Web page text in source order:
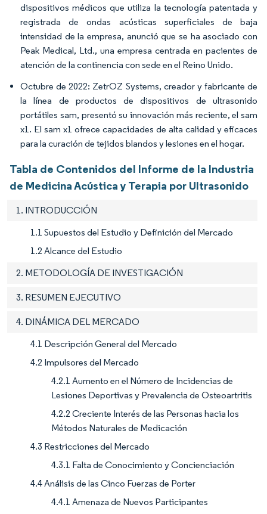
dispositivos médicos que utiliza la tecnología patentada y
registrada de ondas acústicas superficiales de baja
intensidad de la empresa, anunció que se ha asociado con
Peak Medical, Ltd., una empresa centrada en pacientes de
atención de la continencia con sede en el Reino Unido.
Octubre de 2022: ZetrOZ Systems, creador y fabricante de
la línea de productos de dispositivos de ultrasonido
portátiles sam, presentó su innovación más reciente, el sam
x1. El sam x1 ofrece capacidades de alta calidad y eficaces
para la curación de tejidos blandos y lesiones en el hogar.
Tabla de Contenidos del Informe de la Industria
de Medicina Acústica y Terapia por Ultrasonido
1. INTRODUCCIÓN
1.1 Supuestos del Estudio y Definición del Mercado
1.2 Alcance del Estudio
2. METODOLOGÍA DE INVESTIGACIÓN
3. RESUMEN EJECUTIVO
4. DINÁMICA DEL MERCADO
4.1 Descripción General del Mercado
4.2 Impulsores del Mercado
4.2.1 Aumento en el Número de Incidencias de
Lesiones Deportivas y Prevalencia de Osteoartritis
4.2.2 Creciente Interés de las Personas hacia los
Métodos Naturales de Medicación
4.3 Restricciones del Mercado
4.3.1 Falta de Conocimiento y Concienciación
4.4 Análisis de las Cinco Fuerzas de Porter
4.4.1 Amenaza de Nuevos Participantes